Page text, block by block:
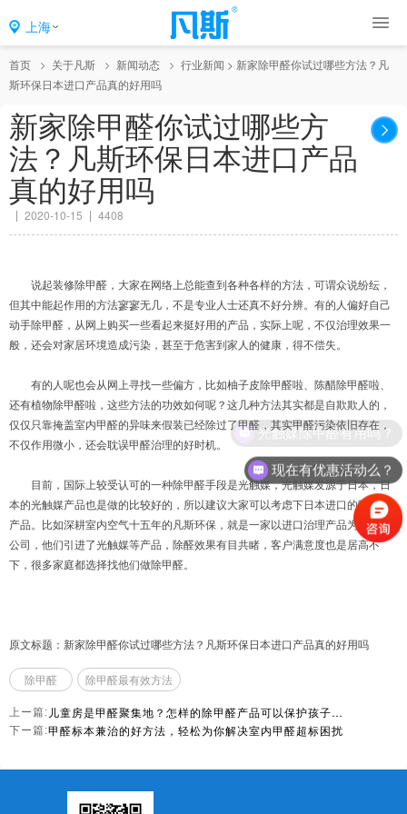
上海
首页 关于凡斯 新闻动态 行业新闻 > 新家除甲醛你试过哪些方法？凡
斯环保日本进口产品真的好用吗
新家除甲醛你试过哪些方
法？凡斯环保日本进口产品
真的好用吗
2020-10-15 4408
说起装修除甲醛，大家在网络上总能查到各种各样的方法，可谓众说纷纭，
但其中能起作用的方法寥寥无几，不是专业人士还真不好分辨。有的人偏好自己
动手除甲醛，从网上购买一些看起来挺好用的产品，实际上呢，不仅治理效果一
般，还会对家居环境造成污染，甚至于危害到家人的健康，得不偿失。
有的人呢也会从网上寻找一些偏方，比如柚子皮除甲醛啦、陈醋除甲醛啦、
还有植物除甲醛啦，这些方法的功效如何呢？这几种方法其实都是自欺欺人的，
仅仅只靠掩盖室内甲醛的异味来假装已经除过了甲醛，其实甲醛污染依旧存在，
不仅作用微小，还会耽误甲醛治理的好时机。
目前，国际上较受认可的一种除甲醛手段是光触媒，光触媒发源于日本，日
本的光触媒产品也是做的比较好的，所以建议大家可以考虑下日本进口的除甲醛
产品。比如深耕室内空气十五年的凡斯环保，就是一家以进口治理产品为主打的
公司，他们引进了光触媒等产品，除醛效果有目共睹，客户满意度也是居高不
下，很多家庭都选择找他们做除甲醛。
原文标题：新家除甲醛你试过哪些方法？凡斯环保日本进口产品真的好用吗
除甲醛 除甲醛最有效方法
上ー篇: 儿童房是甲醛聚集地？怎样的除甲醛产品可以保护孩子呢？
下ー篇:甲醛标本兼治的好方法，轻松为你解决室内甲醛超标困扰
现在有优惠活动么？
光触媒除甲醛有用吗？